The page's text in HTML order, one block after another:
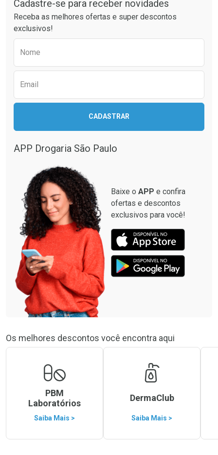
Ativar Desconto
Comprar sem Desconto
Comprar sem Desconto
Por R$ 17,59/cada
Ativar Desconto
Comprar sem Desconto
Comprar sem Desconto
Cadastre-se para receber novidades
Receba as melhores ofertas e super descontos
exclusivos!
Nome
Email
CADASTRAR
APP Drogaria São Paulo
Baixe o APP e confira
ofertas e descontos
exclusivos para você!
Os melhores descontos você encontra aqui
PBM
Laboratórios
Saiba Mais >
DermaClub
Saiba Mais >